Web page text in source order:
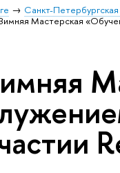
Санкт-
Мастерская